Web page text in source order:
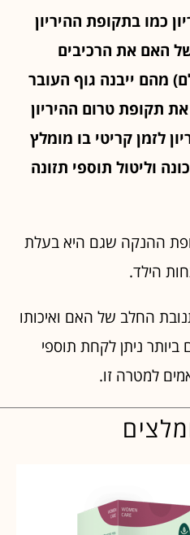
כמו בתקופת ההיריון
האם את הרכיבים
מהם ייבנה גוף העובר
תקופת טרום ההיריון
לזמן קריטי בו מומלץ
וליטול תוספי תזונה
ההנקה שגם היא בעלת
הילד.
החלב של האם ואיכותו
ביותר ניתן לקחת תוספי
למטרה זו.